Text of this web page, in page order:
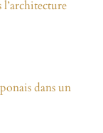
l’architecture
dans un